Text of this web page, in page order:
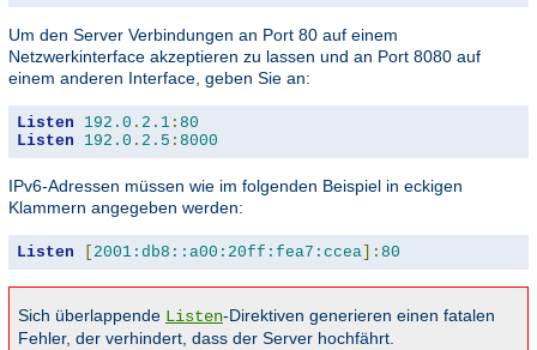
Um den Server Verbindungen an Port 80 auf einem
Netzwerkinterface akzeptieren zu lassen und an Port 8080 auf
einem anderen Interface, geben Sie an:
Listen 192.0 . 2.1 : 80
Listen
192.0 . 2.5 : 8000
IPv6-Adressen müssen wie im folgenden Beispiel in eckigen
Klammern angegeben werden:
Listen 2001:db8::a00:20ff:fea7:ccea ]: 80
Sich überlappende Listen-Direktiven generieren einen fatalen
Fehler, der verhindert, dass der Server hochfährt.